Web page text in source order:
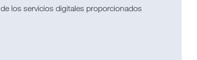
los servicios digitales proporcionados